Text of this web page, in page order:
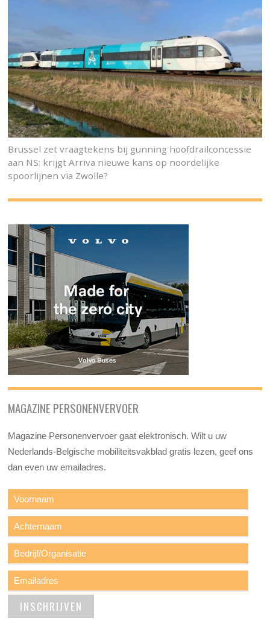
Brussel zet vraagtekens bij gunning hoofdrailconcessie
aan NS: krijgt Arriva nieuwe kans op noordelijke
spoorlijnen via Zwolle?
MAGAZINE PERSONENVERVOER
Magazine Personenvervoer gaat elektronisch. Wilt u uw
Nederlands-Belgische mobiliteitsvakblad gratis lezen, geef ons
dan even uw emailadres.